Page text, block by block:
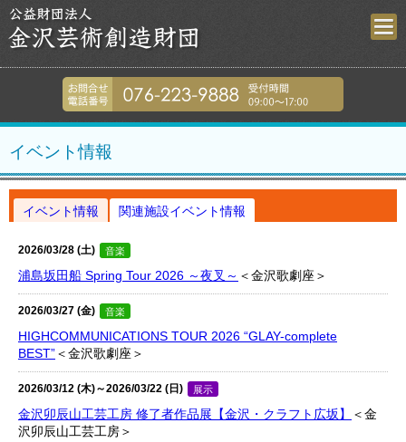
金沢芸術創造財
イベント情報
イベント情報 関連施設イベント情報
2026/03/28 (土) 音楽
浦島坂田船 Spring Tour 2026 ～夜叉～ ＜金沢歌劇座＞
2026/03/27 (金) 音楽
HIGHCOMMUNICATIONS TOUR 2026 “GLAY-complete
BEST”＜金沢歌劇座＞
2026/03/12 (木)～2026/03/22 (日) 展示
金沢卯辰山工芸工房 修了者作品展【金沢・クラフト広坂】
＜金
沢卯辰山工芸工房＞